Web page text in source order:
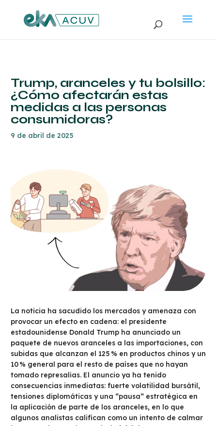
Trump, aranceles y tu bolsillo:
¿Cómo afectarán estas
medidas a las personas
consumidoras?
9 de abril de 2025
La noticia ha sacudido los mercados y amenaza con
provocar un efecto en cadena: el presidente
estadounidense Donald Trump ha anunciado un
paquete de nuevos aranceles a las importaciones, con
subidas que alcanzan el 125 % en productos chinos y un
10 % general para el resto de países que no hayan
tomado represalias. El anuncio ya ha tenido
consecuencias inmediatas: fuerte volatilidad bursátil,
tensiones diplomáticas y una “pausa” estratégica en
la aplicación de parte de los aranceles, en lo que
algunos analistas califican como un intento de calmar